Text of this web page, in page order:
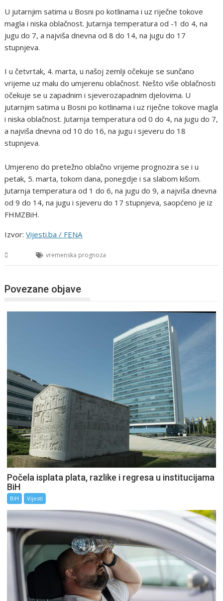
U jutarnjim satima u Bosni po kotlinama i uz riječne tokove
magla i niska oblačnost. Jutarnja temperatura od -1 do 4, na
jugu do 7, a najviša dnevna od 8 do 14, na jugu do 17
stupnjeva.
I u četvrtak, 4. marta, u našoj zemlji očekuje se sunčano
vrijeme uz malu do umjerenu oblačnost. Nešto više oblačnosti
očekuje se u zapadnim i sjeverozapadnim djelovima. U
jutarnjim satima u Bosni po kotlinama i uz riječne tokove magla
i niska oblačnost. Jutarnja temperatura od 0 do 4, na jugu do 7,
a najviša dnevna od 10 do 16, na jugu i sjeveru do 18
stupnjeva.
Umjereno do pretežno oblačno vrijeme prognozira se i u
petak, 5. marta, tokom dana, ponegdje i sa slabom kišom.
Jutarnja temperatura od 1 do 6, na jugu do 9, a najviša dnevna
od 9 do 14, na jugu i sjeveru do 17 stupnjeva, saopćeno je iz
FHMZBiH.
Izvor:Vijesti.ba / FENA
vremenska prognoza
Povezane objave
Počela isplata plata, razlike i regresa u institucijama
BiH
BiH Vijesti